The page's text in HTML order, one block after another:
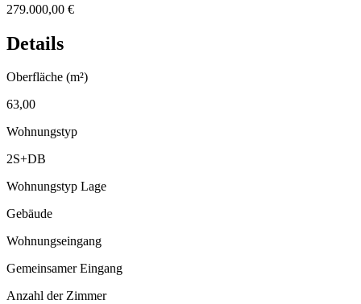
279.000,00 €
Details
Oberfläche (m²)
63,00
Wohnungstyp
2S+DB
Wohnungstyp Lage
Gebäude
Wohnungseingang
Gemeinsamer Eingang
Anzahl der Zimmer